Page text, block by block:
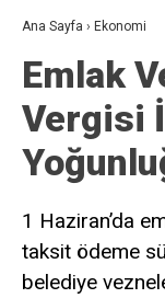
Ana Sayfa › Ekonomi
Emlak
Vergisi
1 Haziran’da
taksit ödeme
belediye